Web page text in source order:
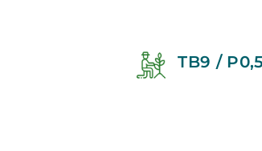
TB9 / P0,5